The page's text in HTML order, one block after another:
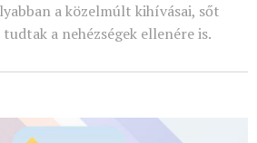
a közelmúlt kihívásai, sőt
a nehézségek ellenére is.